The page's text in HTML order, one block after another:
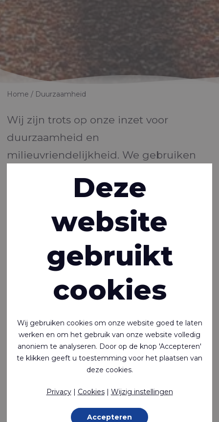
Home Duurzaamheid
Wij zijn trots op onze inzet voor
duurzaamheid en
milieuvriendelijkheid. We gebruiken
materialen en processen en we streven
ernaar afval te verminderen en onze
impact op het milieu te minimaliseren.
Op deze pagina leggen we uit welke
stappen we nemen om onze
voetafdruk te verkleinen.
Circulair Stofontwerp
Rivertex Technical Fabrics zet zich in voor het ontwerpen
van producten die langer meegaan, gemaakt zijn van
gerecycled materiaal en recyclebaar zijn. Zonder concessies
te doen aan de kwaliteit. Het succes van het recyclen van
stoffen ligt in de acceptatie van het afval door
We ontwikkelen producten die zijn gemaakt van materialen
Deze
website
gebruikt
cookies
Wij gebruiken cookies om onze website goed te laten
werken en om het gebruik van onze website volledig
anoniem te analyseren. Door op de knop 'Accepteren'
te klikken geeft u toestemming voor het plaatsen van
deze cookies.
Privacy| Cookies| Wijzig instellingen
Accepteren